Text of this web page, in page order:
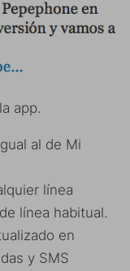
app.
al de Mi
línea
línea habitual.
en
y SMS